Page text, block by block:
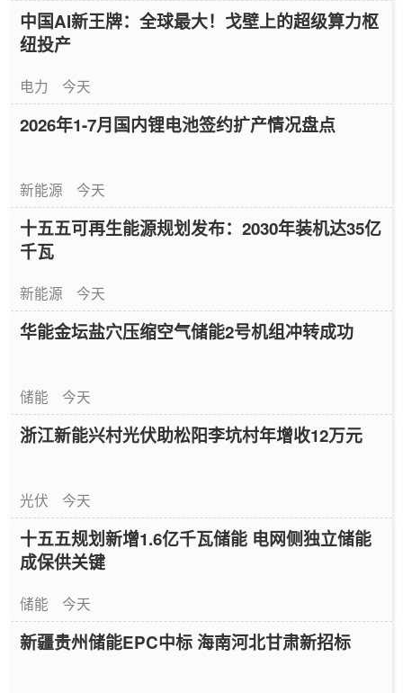
中国AI新王牌：全球最大！戈壁上的超级算力枢
纽投产
电力 今天
2026年1-7月国内锂电池签约扩产情况盘点
新能源 今天
十五五可再生能源规划发布：2030年装机达35亿
千瓦
新能源 今天
华能金坛盐穴压缩空气储能2号机组冲转成功
储能 今天
浙江新能兴村光伏助松阳李坑村年增收12万元
光伏 今天
十五五规划新增1.6亿千瓦储能 电网侧独立储能
成保供关键
储能 今天
新疆贵州储能EPC中标 海南河北甘肃新招标